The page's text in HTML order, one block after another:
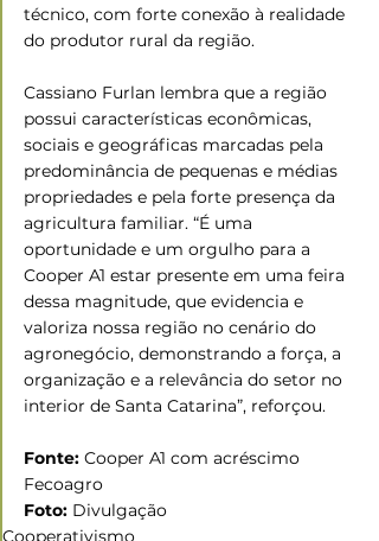
técnico, com forte conexão à realidade
do produtor rural da região.
Cassiano Furlan lembra que a região
possui características econômicas,
sociais e geográficas marcadas pela
predominância de pequenas e médias
propriedades e pela forte presença da
agricultura familiar. “É uma
oportunidade e um orgulho para a
Cooper A1 estar presente em uma feira
dessa magnitude, que evidencia e
valoriza nossa região no cenário do
agronegócio, demonstrando a força, a
organização e a relevância do setor no
interior de Santa Catarina”, reforçou.
Fonte: Cooper A1 com acréscimo
Fecoagro
Foto: Divulgação
Cooperativismo